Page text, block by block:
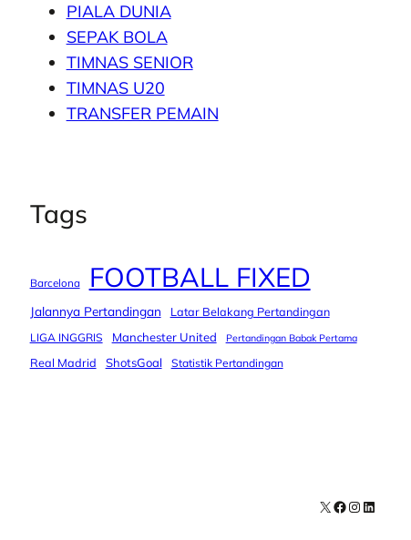
PIALA DUNIA
SEPAK BOLA
TIMNAS SENIOR
TIMNAS U20
TRANSFER PEMAIN
Tags
Barcelona FOOTBALL FIXED
Jalannya Pertandingan Latar Belakang Pertandingan
LIGA INGGRIS Manchester United Pertandingan Babak Pertama
Real Madrid ShotsGoal Statistik Pertandingan
X Facebook